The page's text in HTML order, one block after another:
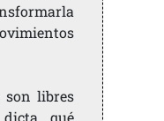
son libres
qué